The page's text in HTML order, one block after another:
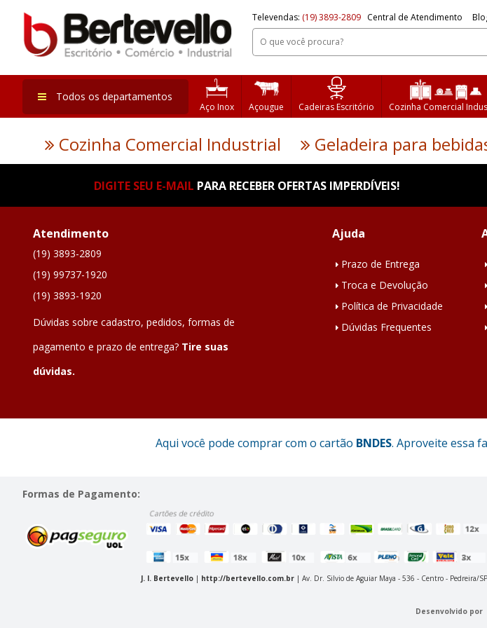
Televendas: (19) 3893-2809 Central de Atendimento
Todos os departamentos
Aço Inox Açougue Cadeiras Escritório Cozinha Comercial
Cozinha Comercial Industrial Geladeira para
DIGITE SEU E-MAIL PARA RECEBER OFERTAS IMPERDÍVEIS!
Atendimento
(19) 3893-2809
(19) 99737-1920
(19) 3893-1920
Dúvidas sobre cadastro, pedidos, formas de
pagamento e prazo de entrega? Tire suas
dúvidas.
Ajuda
Prazo de Entrega
Troca e Devolução
Política de Privacidade
Dúvidas Frequentes
Aqui você pode comprar com o cartão BNDES. Aproveite essa
Formas de Pagamento:
J. I. Bertevello | http://bertevello.com.br | Av. Dr. Silvio de Aguiar Maya - 536 - Centro - Pedreira/
Desenvolvido por